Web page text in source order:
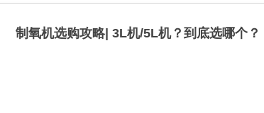
制氧机选购攻略| 3L机/5L机？到底选哪个？